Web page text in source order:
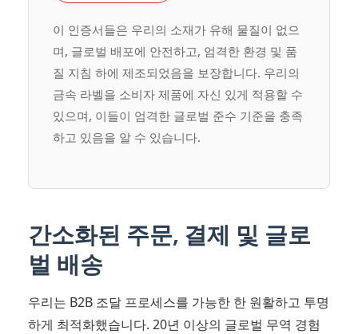
이 인증서들은 우리의 소재가 유해 물질이 없으
며, 글로벌 배포에 안전하고, 엄격한 환경 및 품
질 지침 하에 제조되었음을 보장합니다. 우리의
금속 라벨을 소비자 제품에 자신 있게 적용할 수
있으며, 이들이 엄격한 글로벌 준수 기준을 충족
하고 있음을 알 수 있습니다.
간소화된 주문, 결제 및 글로
벌 배송
우리는 B2B 조달 프로세스를 가능한 한 원활하고 투명
하게 최적화했습니다. 20년 이상의 글로벌 무역 경험